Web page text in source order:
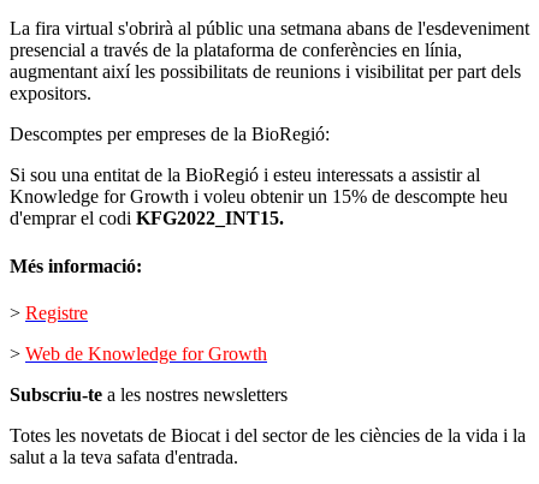
La fira virtual s'obrirà al públic una setmana abans de l'esdeveniment
presencial a través de la plataforma de conferències en línia,
augmentant així les possibilitats de reunions i visibilitat per part dels
expositors.
Descomptes per empreses de la BioRegió:
Si sou una entitat de la BioRegió i esteu interessats a assistir al
Knowledge for Growth i voleu obtenir un 15% de descompte heu
d'emprar el codi KFG2022_INT15.
Més informació:
> Registre
> Web de Knowledge for Growth
Subscriu-te a les nostres newsletters
Totes les novetats de Biocat i del sector de les ciències de la vida i la
salut a la teva safata d'entrada.